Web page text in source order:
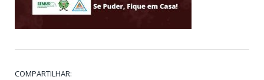
COMPARTILHAR: